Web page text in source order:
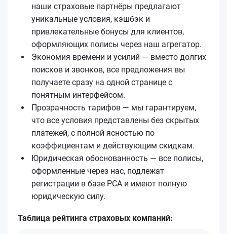
наши страховые партнёры предлагают
уникальные условия, кэшбэк и
привлекательные бонусы для клиентов,
оформляющих полисы через наш агрегатор.
Экономия времени и усилий — вместо долгих
поисков и звонков, все предложения вы
получаете сразу на одной странице с
понятным интерфейсом.
Прозрачность тарифов — мы гарантируем,
что все условия представлены без скрытых
платежей, с полной ясностью по
коэффициентам и действующим скидкам.
Юридическая обоснованность — все полисы,
оформленные через нас, подлежат
регистрации в базе РСА и имеют полную
юридическую силу.
Таблица рейтинга страховых компаний: